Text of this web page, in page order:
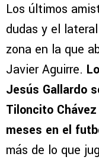
Los últimos
dudas y el
zona en la que
Javier Aguirre.
Jesús Gallardo
Tiloncito
meses en el
más de lo que